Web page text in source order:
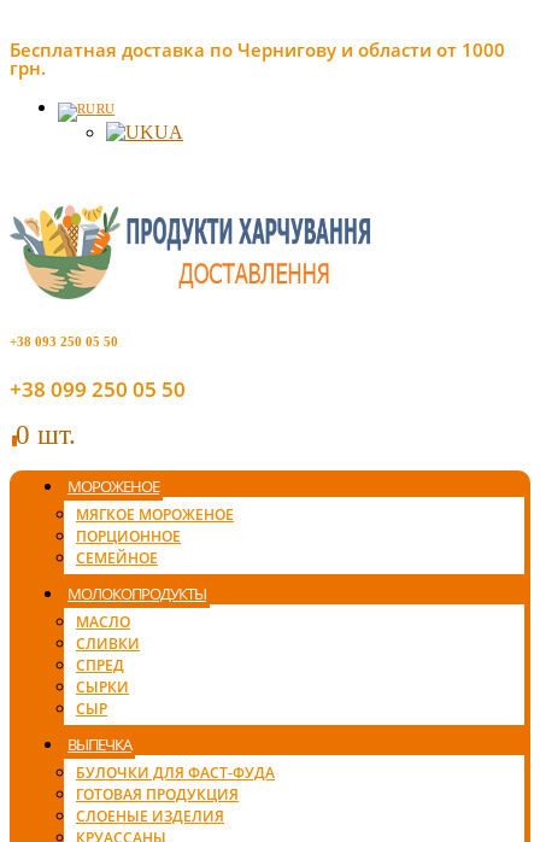
Бесплатная доставка по Чернигову и области от 1000
грн.
RU
UA
+38 093 250 05 50
+38 099 250 05 50
00 шт.
МОРОЖЕНОЕ
МЯГКОЕ МОРОЖЕНОЕ
ПОРЦИОННОЕ
СЕМЕЙНОЕ
МОЛОКОПРОДУКТЫ
МАСЛО
СЛИВКИ
СПРЕД
СЫРКИ
СЫР
ВЫПЕЧКА
БУЛОЧКИ ДЛЯ ФАСТ-ФУДА
ГОТОВАЯ ПРОДУКЦИЯ
СЛОЕНЫЕ ИЗДЕЛИЯ